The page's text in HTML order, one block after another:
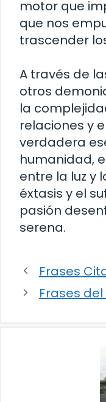
motor que
que nos
trascender
A través de
otros
la
relaciones y
verdadera
humanidad,
entre la luz y
éxtasis y el
pasión
serena.
Frases
Frases